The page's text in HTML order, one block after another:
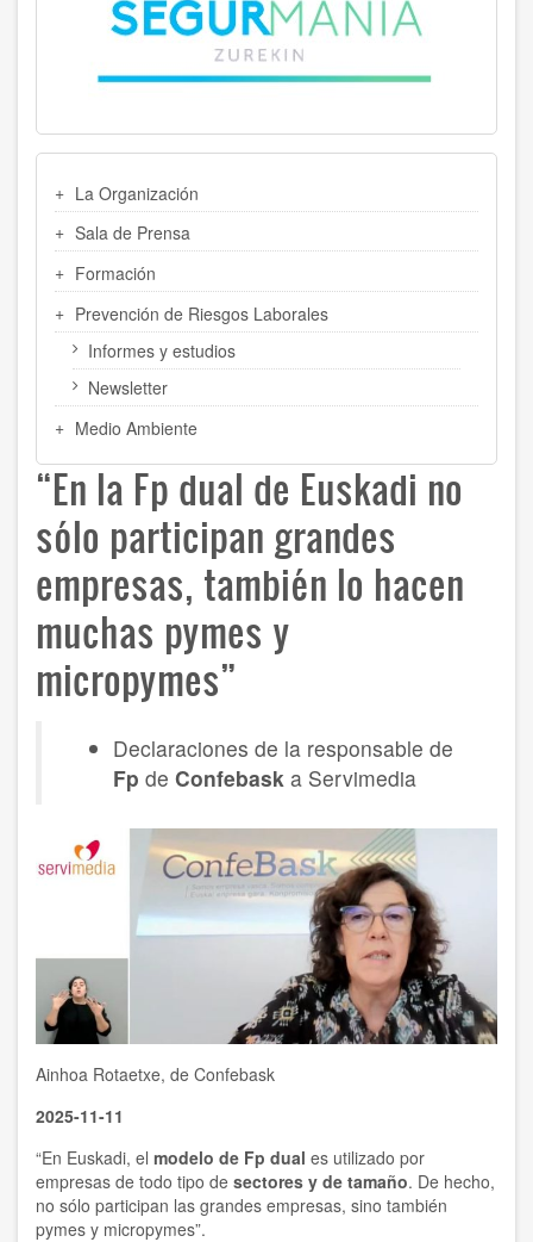
LATERAL
La Organización
Sala de Prensa
Formación
Prevención de Riesgos Laborales
Informes y estudios
Newsletter
Medio Ambiente
“En la Fp dual de Euskadi no
sólo participan grandes
empresas, también lo hacen
muchas pymes y
micropymes”
Declaraciones de la responsable de
Fp de Confebask a Servimedia
Ainhoa Rotaetxe, de Confebask
2025-11-11
“En Euskadi, el modelo de Fp dual es utilizado por
empresas de todo tipo de sectores y de tamaño. De hecho,
no sólo participan las grandes empresas, sino también
pymes y micropymes”.